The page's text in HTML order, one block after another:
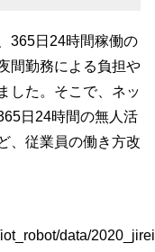
365日24時間稼働の
間勤務による負担や
した。そこで、ネッ
日24時間の無人活
、従業員の働き方改
data/